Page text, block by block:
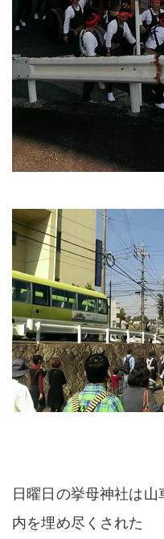
日曜日の挙母神社は
内を埋め尽くされた